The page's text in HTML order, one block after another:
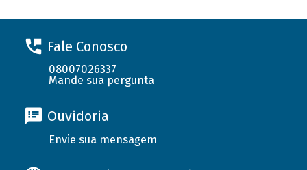
Fale Conosco
08007026337
Mande sua pergunta
Ouvidoria
Envie sua mensagem